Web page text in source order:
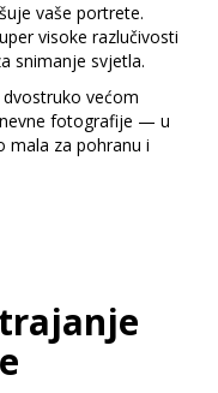
vaše portrete.
visoke razlučivosti
snimanje svjetla.
većom
fotografije — u
mala za pohranu i